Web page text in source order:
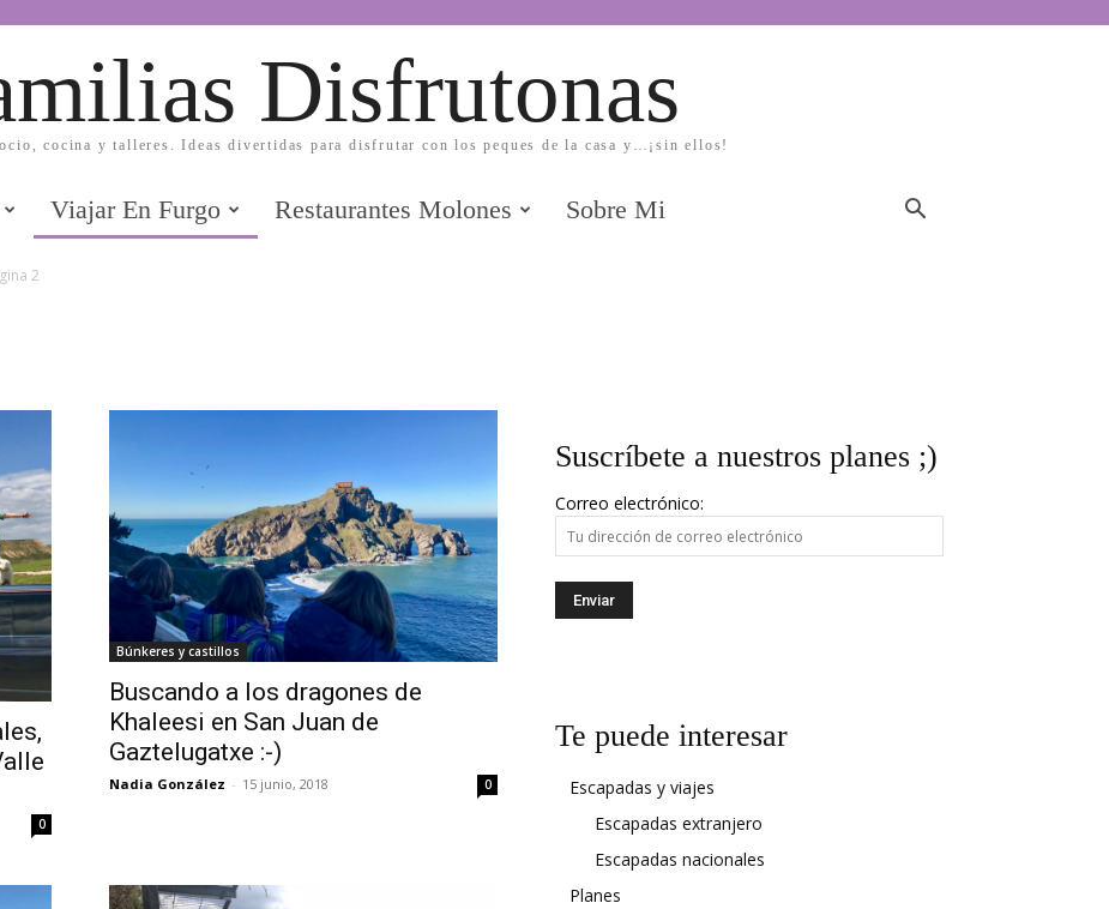
Disfrutonas
cocina y talleres. Ideas divertidas para disfrutar con los peques de la casa y…¡sin ellos!
Viajar En Furgo Restaurantes Molones Sobre Mi
2
0
Búnkeres y castillos
Buscando a los dragones de
Khaleesi en San Juan de
Gaztelugatxe :-)
Nadia González - 15 junio, 2018 0
Suscríbete a nuestros planes ;)
Correo electrónico:
Te puede interesar
Escapadas y viajes
Escapadas extranjero
Escapadas nacionales
Planes